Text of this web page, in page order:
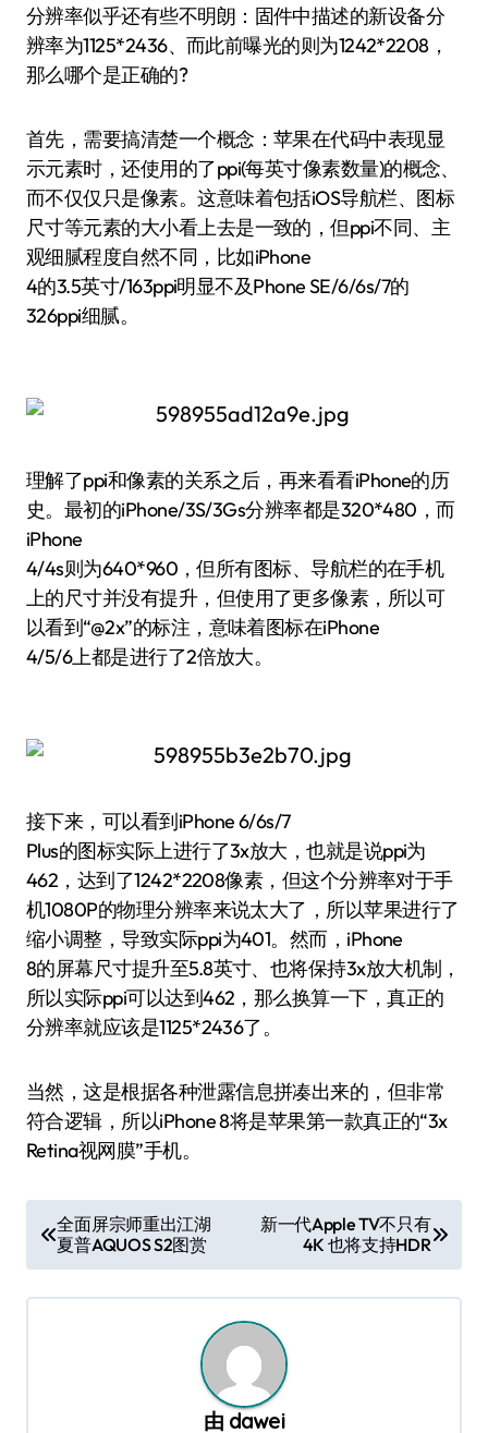
分辨率似乎还有些不明朗：固件中描述的新设备分
辨率为1125*2436、而此前曝光的则为1242*2208，
那么哪个是正确的?
首先，需要搞清楚一个概念：苹果在代码中表现显
示元素时，还使用的了ppi(每英寸像素数量)的概念、
而不仅仅只是像素。这意味着包括iOS导航栏、图标
尺寸等元素的大小看上去是一致的，但ppi不同、主
观细腻程度自然不同，比如iPhone
4的3.5英寸/163ppi明显不及Phone SE/6/6s/7的
326ppi细腻。
理解了ppi和像素的关系之后，再来看看iPhone的历
史。最初的iPhone/3S/3Gs分辨率都是320*480，而
iPhone
4/4s则为640*960，但所有图标、导航栏的在手机
上的尺寸并没有提升，但使用了更多像素，所以可
以看到“@2x”的标注，意味着图标在iPhone
4/5/6上都是进行了2倍放大。
接下来，可以看到iPhone 6/6s/7
Plus的图标实际上进行了3x放大，也就是说ppi为
462，达到了1242*2208像素，但这个分辨率对于手
机1080P的物理分辨率来说太大了，所以苹果进行了
缩小调整，导致实际ppi为401。然而，iPhone
8的屏幕尺寸提升至5.8英寸、也将保持3x放大机制，
所以实际ppi可以达到462，那么换算一下，真正的
分辨率就应该是1125*2436了。
当然，这是根据各种泄露信息拼凑出来的，但非常
符合逻辑，所以iPhone 8将是苹果第一款真正的“3x
Retina视网膜”手机。
章
导
全面屏宗师重出江湖
夏普AQUOS S2图赏
新一代Apple TV不只有
4K 也将支持HDR
由 dawei